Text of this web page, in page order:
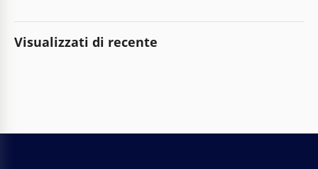
Visualizzati di recente